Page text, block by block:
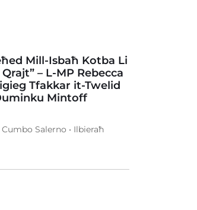
Mill-Isbaħ Kotba Li
– L-MP Rebecca
Tfakkar it-Twelid
Mintoff
Cumbo Salerno • Ilbieraħ